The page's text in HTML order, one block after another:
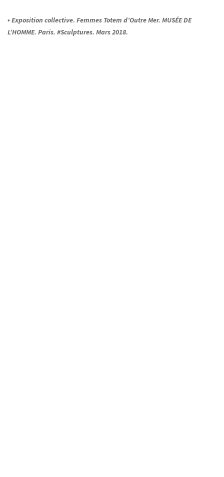
• Exposition collective. Femmes Totem d’Outre Mer. MUSÉE DE
L’HOMME. Paris. #Sculptures. Mars 2018.